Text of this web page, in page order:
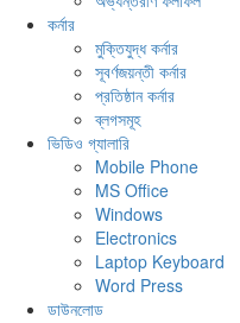
কর্নার
মুক্তিযুদ্ধ কর্নার
সূবর্ণজয়ন্তী কর্নার
প্রতিষ্ঠান কর্নার
ব্লগসমূহ
ভিডিও গ্যালারি
Mobile Phone
MS Office
Windows
Electronics
Laptop Keyboard
Word Press
ডাউনলোড